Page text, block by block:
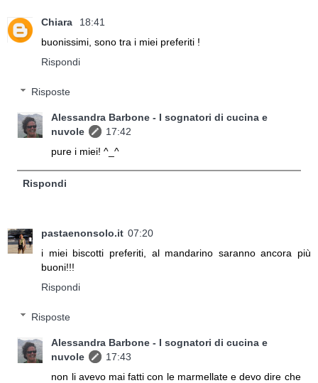
Chiara
18:41
buonissimi, sono tra i miei preferiti !
Rispondi
Risposte
Alessandra Barbone - I sognatori di cucina e
nuvole
17:42
pure i miei! ^_^
Rispondi
pastaenonsolo.it 07:20
i miei biscotti preferiti, al mandarino saranno ancora più
buoni!!!
Rispondi
Risposte
Alessandra Barbone - I sognatori di cucina e
nuvole
17:43
non li avevo mai fatti con le marmellate e devo dire che